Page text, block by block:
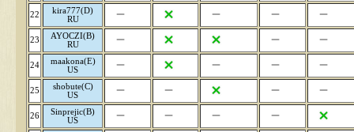
22
kira777(D)
RU
23
AYOCZI(B)
RU
24
maakona(E)
US
25
shobute(C)
US
26
Sinprejic(B)
US